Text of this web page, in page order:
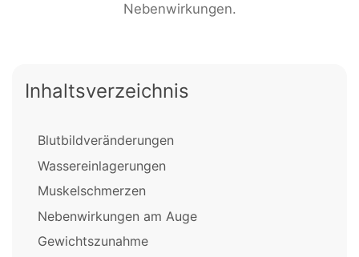
Nebenwirkungen.
Inhaltsverzeichnis
Blutbildveränderungen
Wassereinlagerungen
Muskelschmerzen
Nebenwirkungen am Auge
Gewichtszunahme